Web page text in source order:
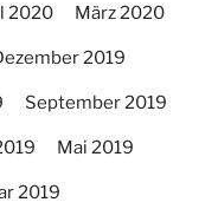
2020 März 2020
2019
September 2019
Mai 2019
2019